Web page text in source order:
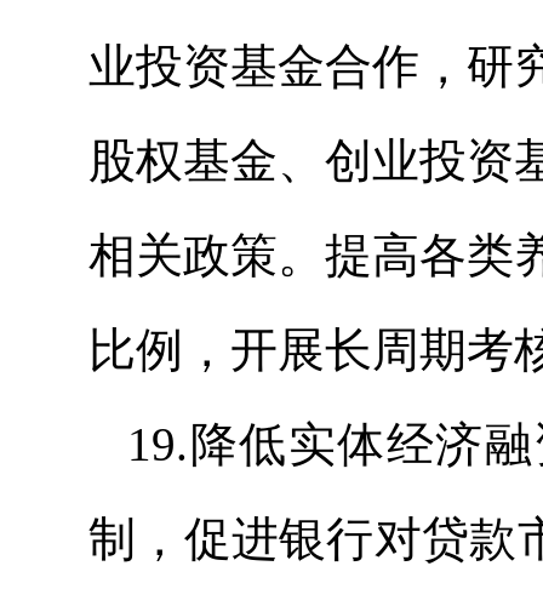
业投资基金合作，研
股权基金、创业投资
相关政策。提高各类
比例，开展长周期考
19.降低实体经济
制，促进银行对贷款